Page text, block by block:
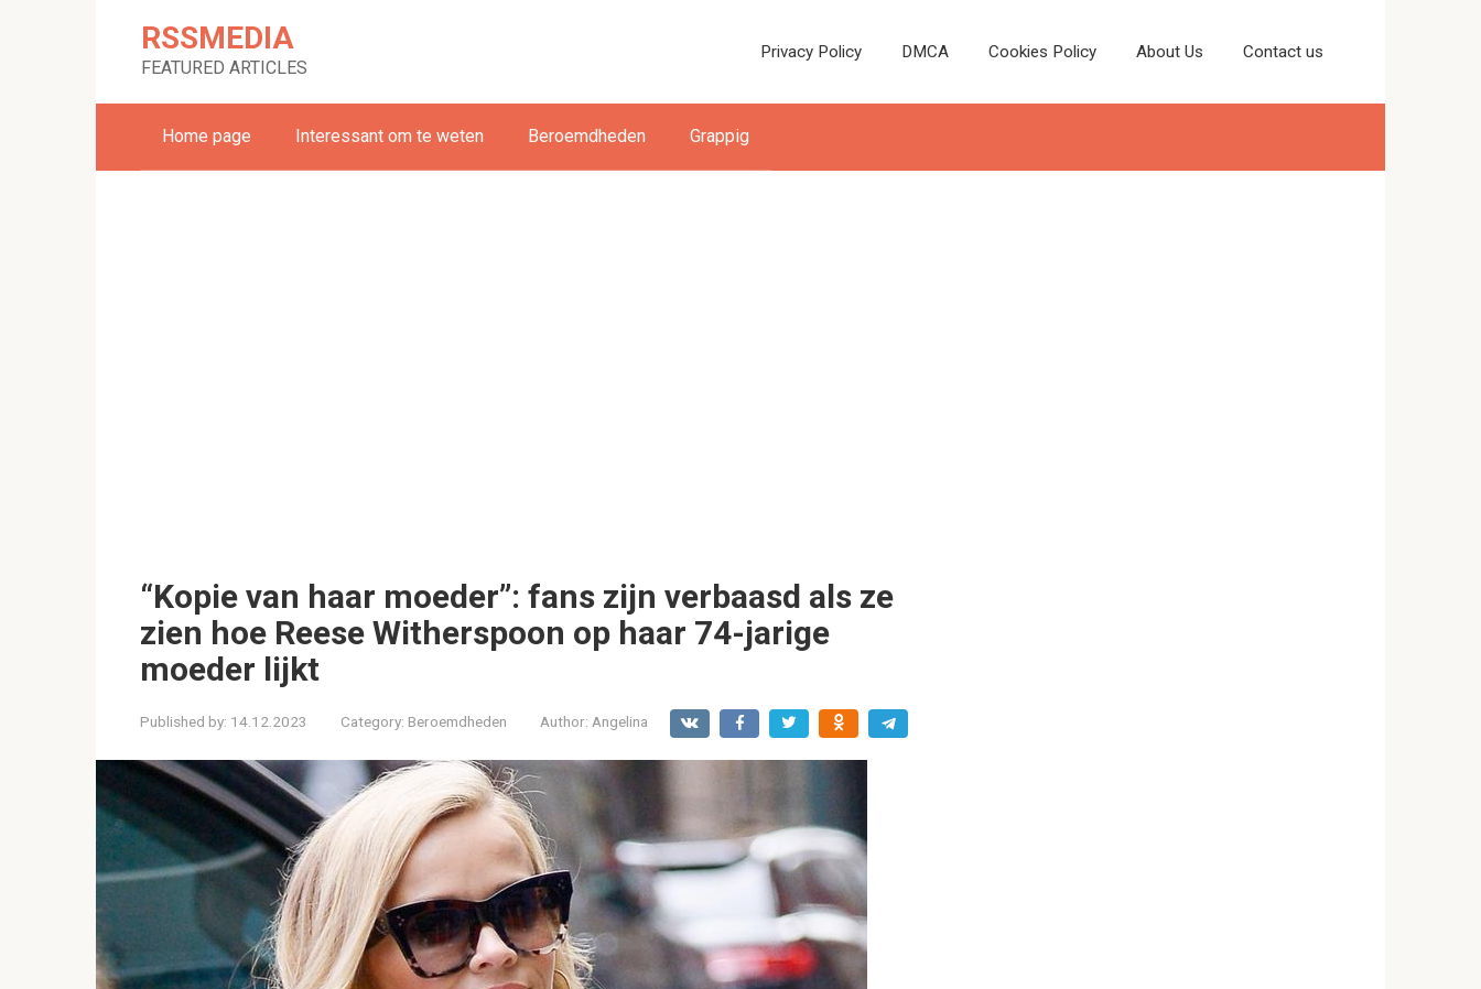
RSSMEDIA
FEATURED ARTICLES
Privacy Policy DMCA Cookies Policy About Us Contact us
Home page Interessant om te weten Beroemdheden Grappig
“Kopie van haar moeder”: fans zijn verbaasd als ze
zien hoe Reese Witherspoon op haar 74-jarige
moeder lijkt
Published by: 14.12.2023 Category: Beroemdheden Author: Angelina